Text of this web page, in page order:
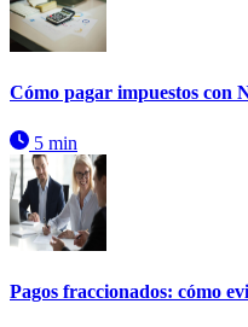
Cómo pagar impuestos con
5 min
Pagos fraccionados: cómo